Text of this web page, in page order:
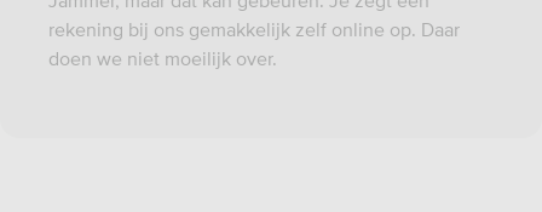
rekening bij ons gemakkelijk zelf online op. Daar
doen we niet moeilijk over.